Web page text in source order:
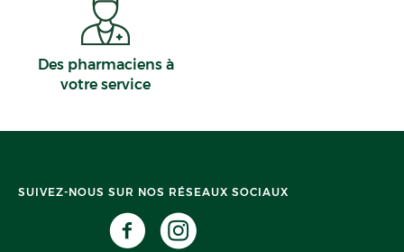
Des pharmaciens à
votre service
SUIVEZ-NOUS SUR NOS RÉSEAUX SOCIAUX